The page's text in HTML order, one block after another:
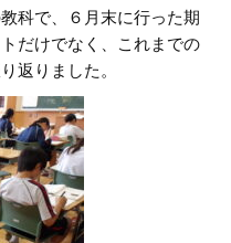
科で、６月末に行った期
だけでなく、これまでの
返りました。